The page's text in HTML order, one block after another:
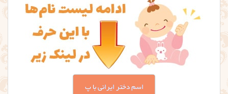
اسم دختر ایرانی با پ